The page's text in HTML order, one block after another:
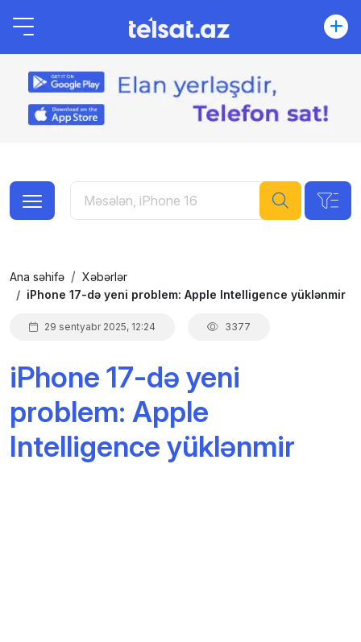
Ana səhifə
Xəbərlər
iPhone 17-də yeni problem: Apple Intelligence yüklənmir
29 sentyabr 2025, 12:24 3377
iPhone 17-də yeni
problem: Apple
Intelligence yüklənmir